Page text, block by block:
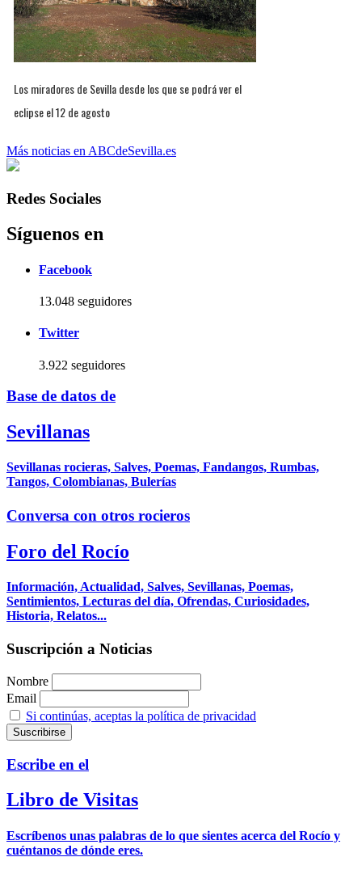
Los miradores de Sevilla desde los que se podrá ver el
eclipse el 12 de agosto
Más noticias en ABCdeSevilla.es
Redes Sociales
Síguenos en
Facebook
13.048 seguidores
Twitter
3.922 seguidores
Base de datos de
Sevillanas
Sevillanas rocieras, Salves, Poemas, Fandangos, Rumbas,
Tangos, Colombianas, Bulerías
Conversa con otros rocieros
Foro del Rocío
Información, Actualidad, Salves, Sevillanas, Poemas,
Sentimientos, Lecturas del día, Ofrendas, Curiosidades,
Historia, Relatos...
Suscripción a Noticias
Nombre
Email
Si continúas, aceptas la política de privacidad
Escribe en el
Libro de Visitas
Escríbenos unas palabras de lo que sientes acerca del Rocío y
cuéntanos de dónde eres.